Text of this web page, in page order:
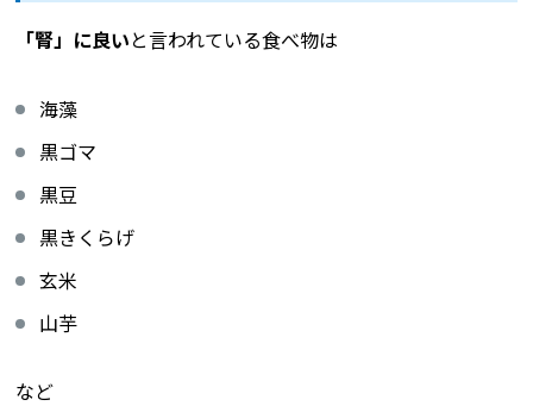
「腎」に良いと言われている食べ物は
海藻
黒ゴマ
黒豆
黒きくらげ
玄米
山芋
など